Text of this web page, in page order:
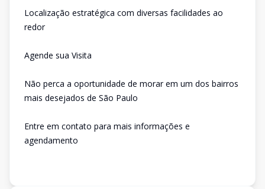
Localização estratégica com diversas facilidades ao
redor
Agende sua Visita
Não perca a oportunidade de morar em um dos bairros
mais desejados de São Paulo
Entre em contato para mais informações e
agendamento